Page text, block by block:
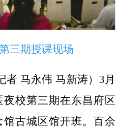
期授课现场
马永伟 马新涛）3月
校第三期在东昌府区
古城区馆开班。百余